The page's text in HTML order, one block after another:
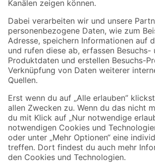
Folge uns
Zahlungsarten Versandarten
Sicher einkaufen
Jetzt die toom-App herunterladen